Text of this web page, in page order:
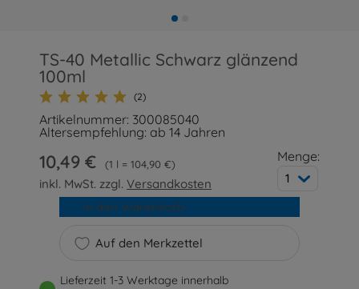
TS-40 Metallic Schwarz glänzend
100ml
(2)
Artikelnummer: 300085040
Altersempfehlung: ab 14 Jahren
10,49 € 1 l = 104,90 €
inkl. MwSt. zzgl.Versandkosten
Menge:
1
Auf den Merkzettel
In den Warenkorb
Lieferzeit 1-3 Werktage innerhalb